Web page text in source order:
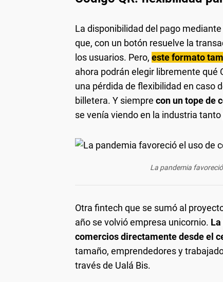
La disponibilidad del pago
que, con un botón resuelve la
los usuarios. Pero, este formato
ahora podrán elegir libremente qué
una pérdida de flexibilidad en caso
billetera. Y siempre con un tope de
se venía viendo en la industria
La pandemia
Otra fintech que se sumó al
año se volvió empresa unicornio.
comercios directamente desde el
tamaño, emprendedores y
través de Ualá Bis.